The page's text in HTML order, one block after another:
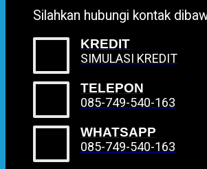
Silahkan hubungi kontak
KREDIT
SIMULASI KREDIT
TELEPON
085-749-540-163
WHATSAPP
085-749-540-163